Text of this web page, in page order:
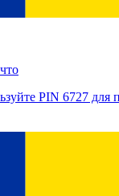
PIN 6727 для